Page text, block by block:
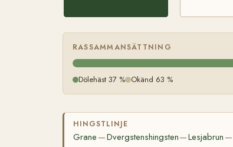
RASSAMMANSÄTTNING
Dölehäst 37 % Okänd 63 %
HINGSTLINJE
Grane —Dvergstenshingsten—Lesjabrun —